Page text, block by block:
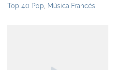
Top 40 Pop Música Francés